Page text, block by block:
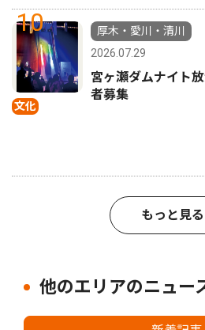
10
文化
厚木・愛川・清川
2026.07.29
宮ヶ瀬ダムナイト
者募集
もっと見る
他のエリアのニュー